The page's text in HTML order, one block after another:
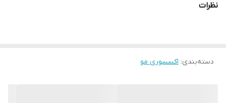
نظرات
دسته‌بندی: اکسسوری مو